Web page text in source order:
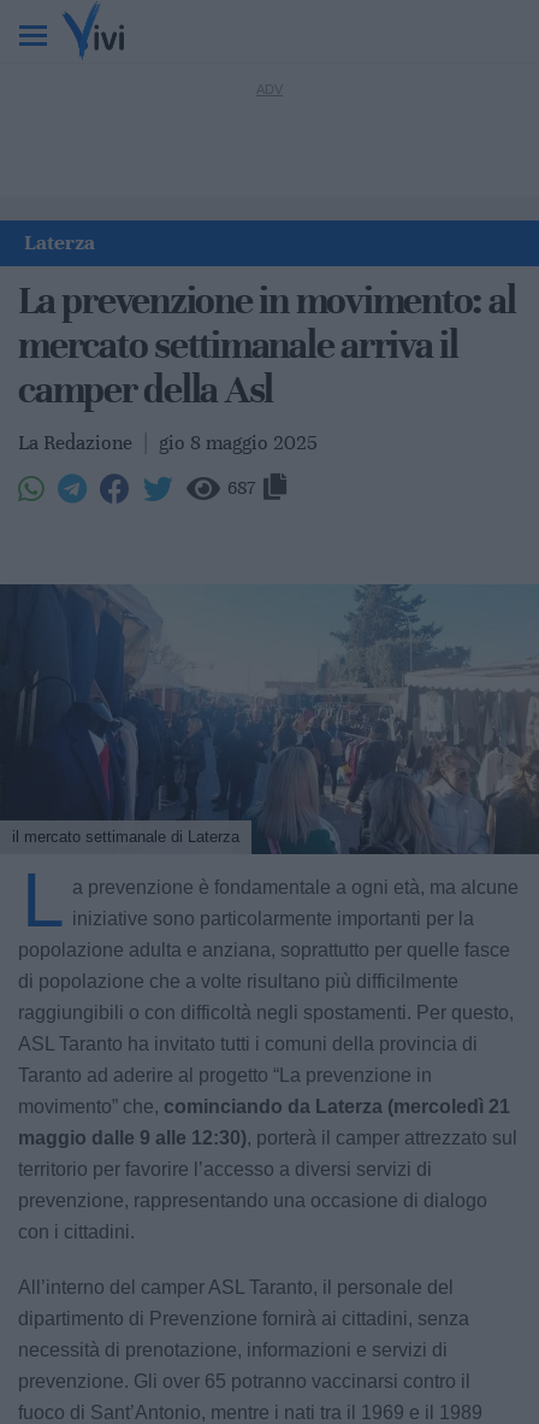
Laterza
La prevenzione in movimento: al
mercato settimanale arriva il
camper della Asl
La Redazione gio 8 maggio 2025
687
il mercato settimanale di Laterza
L a prevenzione è fondamentale a ogni età, ma alcune
iniziative sono particolarmente importanti per la
popolazione adulta e anziana, soprattutto per quelle fasce
di popolazione che a volte risultano più difficilmente
raggiungibili o con difficoltà negli spostamenti. Per questo,
ASL Taranto ha invitato tutti i comuni della provincia di
Taranto ad aderire al progetto “La prevenzione in
movimento” che, cominciando da Laterza (mercoledì 21
maggio dalle 9 alle 12:30), porterà il camper attrezzato sul
territorio per favorire l’accesso a diversi servizi di
prevenzione, rappresentando una occasione di dialogo
con i cittadini.
All’interno del camper ASL Taranto, il personale del
dipartimento di Prevenzione fornirà ai cittadini, senza
necessità di prenotazione, informazioni e servizi di
prevenzione. Gli over 65 potranno vaccinarsi contro il
fuoco di Sant’Antonio, mentre i nati tra il 1969 e il 1989